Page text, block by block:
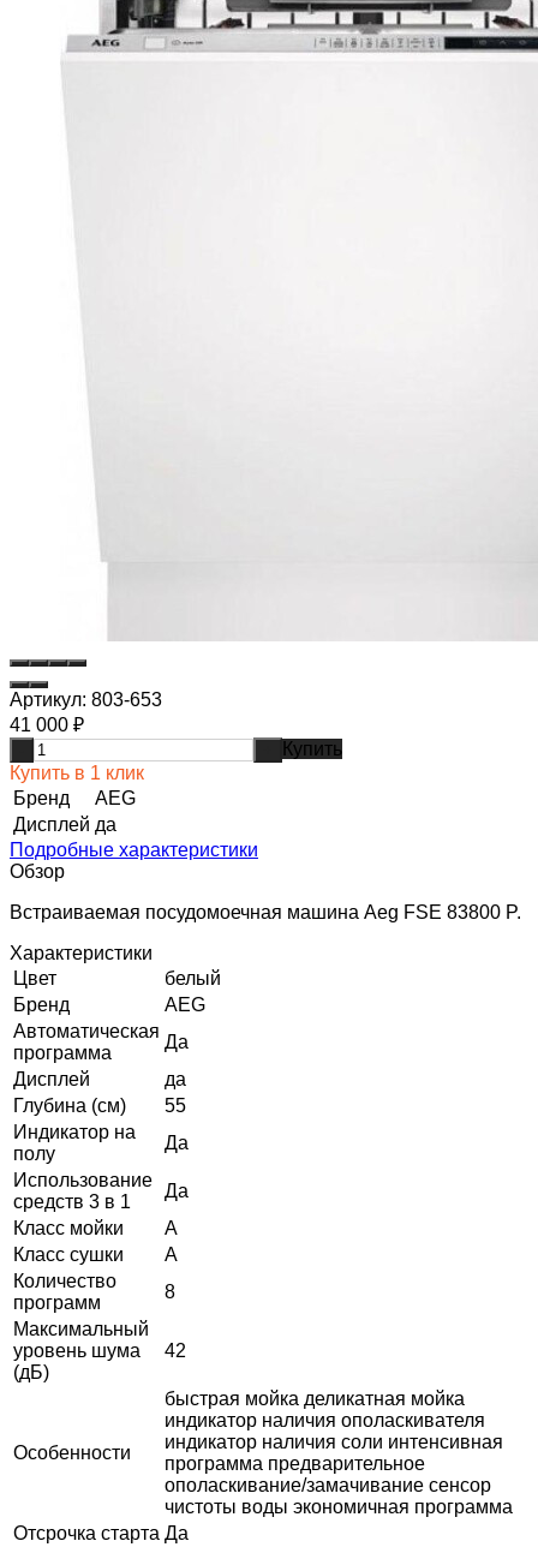
Артикул: 803-653
41 000 ₽
Купить
Купить в 1 клик
Бренд
AEG
Дисплей да
Подробные характеристики
Обзор
Встраиваемая посудомоечная машина Aeg FSE 83800 P.
Характеристики
Цвет
белый
Бренд
AEG
Автоматическая
программа
Да
Дисплей
да
Глубина (см)
55
Индикатор на
полу
Да
Использование
средств 3 в 1
Да
Класс мойки
A
Класс сушки
A
Количество
программ
8
Максимальный
уровень шума
(дБ)
42
Особенности
быстрая мойка деликатная мойка
индикатор наличия ополаскивателя
индикатор наличия соли интенсивная
программа предварительное
ополаскивание/замачивание сенсор
чистоты воды экономичная программа
Отсрочка старта Да